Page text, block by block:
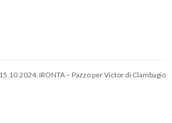
IRONTA – Pazzo per Victor di Clambagio